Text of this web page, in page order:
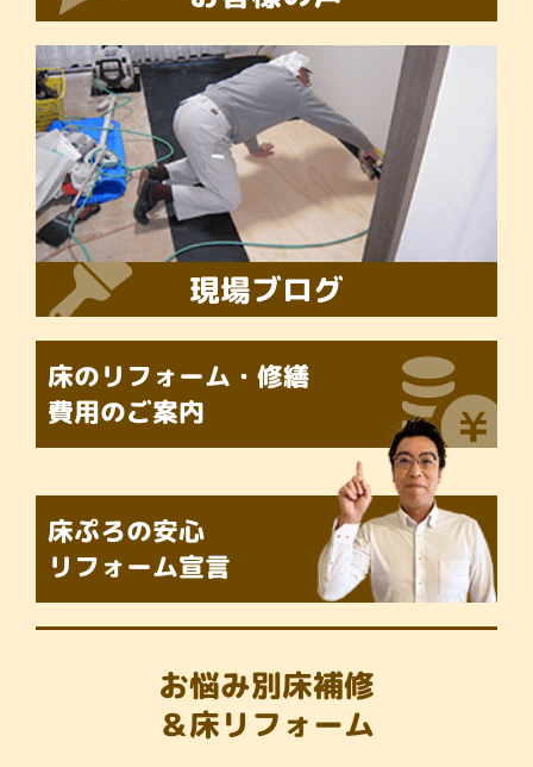
現場ブログ
床のリフォーム・修繕
費用のご案内
床ぷろの安心
リフォーム宣言
お悩み別床補修
＆床リフォーム